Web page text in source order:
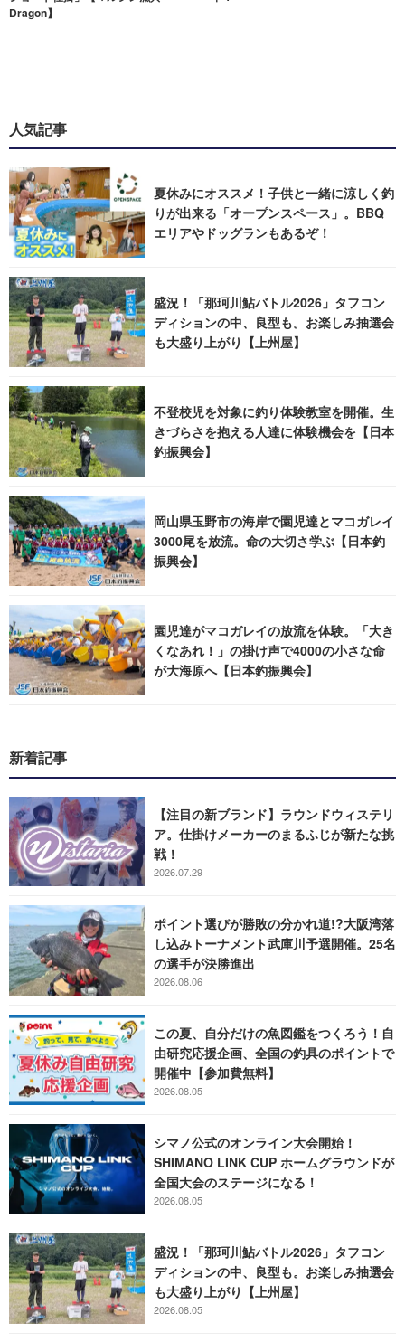
Dragon】
人気記事
夏休みにオススメ！子供と一緒に涼しく釣
りが出来る「オープンスペース」。BBQ
エリアやドッグランもあるぞ！
盛況！「那珂川鮎バトル2026」タフコン
ディションの中、良型も。お楽しみ抽選会
も大盛り上がり【上州屋】
不登校児を対象に釣り体験教室を開催。生
きづらさを抱える人達に体験機会を【日本
釣振興会】
岡山県玉野市の海岸で園児達とマコガレイ
3000尾を放流。命の大切さ学ぶ【日本釣
振興会】
園児達がマコガレイの放流を体験。「大き
くなあれ！」の掛け声で4000の小さな命
が大海原へ【日本釣振興会】
新着記事
【注目の新ブランド】ラウンドウィステリ
ア。仕掛けメーカーのまるふじが新たな挑
戦！
2026.07.29
ポイント選びが勝敗の分かれ道!?大阪湾落
し込みトーナメント武庫川予選開催。25名
の選手が決勝進出
2026.08.06
この夏、自分だけの魚図鑑をつくろう！自
由研究応援企画、全国の釣具のポイントで
開催中【参加費無料】
2026.08.05
シマノ公式のオンライン大会開始！
SHIMANO LINK CUP ホームグラウンドが
全国大会のステージになる！
2026.08.05
盛況！「那珂川鮎バトル2026」タフコン
ディションの中、良型も。お楽しみ抽選会
も大盛り上がり【上州屋】
2026.08.05